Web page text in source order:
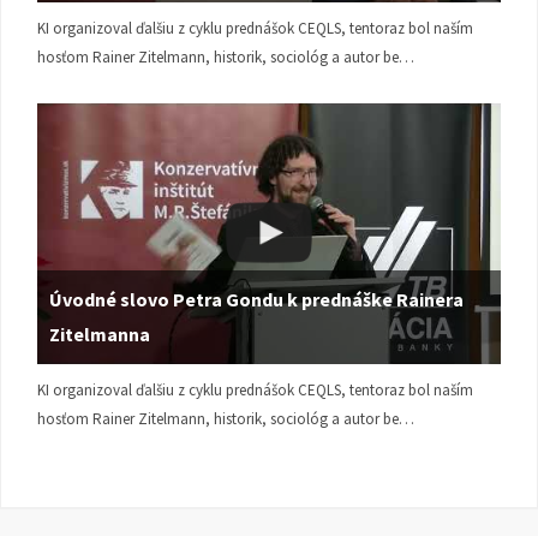
KI organizoval ďalšiu z cyklu prednášok CEQLS, tentoraz bol naším
hosťom Rainer Zitelmann, historik, sociológ a autor be…
Úvodné slovo Petra Gondu k prednáške Rainera
Zitelmanna
KI organizoval ďalšiu z cyklu prednášok CEQLS, tentoraz bol naším
hosťom Rainer Zitelmann, historik, sociológ a autor be…